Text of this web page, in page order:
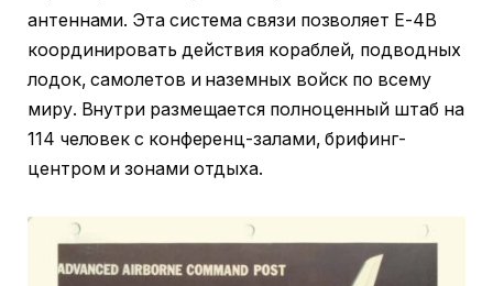
антеннами. Эта система связи позволяет E-4B
координировать действия кораблей, подводных
лодок, самолетов и наземных войск по всему
миру. Внутри размещается полноценный штаб на
114 человек с конференц-залами, брифинг-
центром и зонами отдыха.